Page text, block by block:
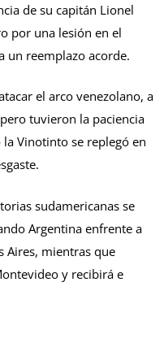
de su capitán Lionel
por una lesión en el
un reemplazo acorde.
el arco venezolano, a
tuvieron la paciencia
Vinotinto se replegó en
sudamericanas se
Argentina enfrente a
Aires, mientras que
y recibirá e